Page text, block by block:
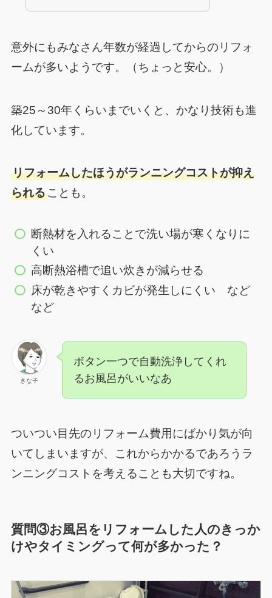
意外にもみなさん年数が経過してからのリフォ
ームが多いようです。（ちょっと安心。）
築25～30年くらいまでいくと、かなり技術も進
化しています。
リフォームしたほうがランニングコストが抑え
られることも。
断熱材を入れることで洗い場が寒くなりに
くい
高断熱浴槽で追い炊きが減らせる
床が乾きやすくカビが発生しにくい など
など
きな子
ボタン一つで自動洗浄してくれ
るお風呂がいいなあ
ついつい目先のリフォーム費用にばかり気が向
いてしまいますが、これからかかるであろうラ
ンニングコストを考えることも大切ですね。
質問③お風呂を リフォームした人のきっか
けやタイミングって何が多かった？